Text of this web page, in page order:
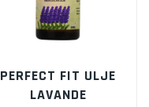
PERFECT FIT ULJE
LAVANDE